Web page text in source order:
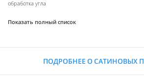
обработка угла
Показать полный список
ПОДРОБНЕЕ О САТИНОВЫХ